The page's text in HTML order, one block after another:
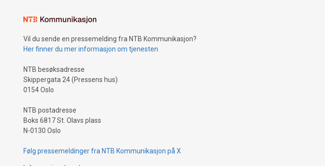
Vil du sende en pressemelding fra NTB Kommunikasjon?
Her finner du mer informasjon om tjenesten
NTB besøksadresse
Skippergata 24 (Pressens hus)
0154 Oslo
NTB postadresse
Boks 6817 St. Olavs plass
N-0130 Oslo
Følg pressemeldinger fra NTB Kommunikasjon på X